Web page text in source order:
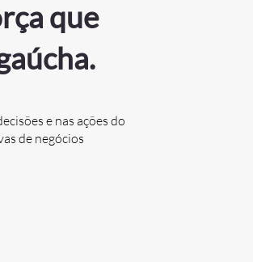
que
e nas ações do
de negócios